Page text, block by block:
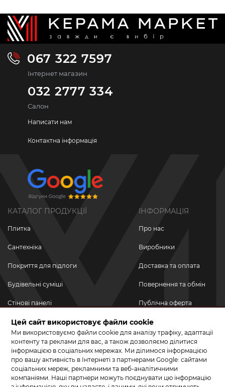
067 322 7597
Інтернет магазин
032 2777 334
Салон
Написати нам
Контактна інформація
КАТАЛОГ ПРОДУКЦІЇ
Плитка
Сантехніка
Покриття для підлоги
Будівельні суміші
Стінові панелі
Новинки
Акційні товари
Акції/Знижки
ІНФОРМАЦІЯ
Про нас
Виробники
Доставка та оплата
Повернення та обмін
Публічна оферта
Політика
конфіденційності
ПРИЄДНУЙТЕСЬ ДО НАС У СОЦМЕРЕЖАХ
Цей сайт використовує файли cookie
Ми використовуємо файли cookie для аналізу трафіку, адаптації
контенту та реклами для вас, а також дозволяємо ділитися
інформацією в соціальних мережах. Ми ділимося інформацією
про вашу активність в Інтернеті з партнерами Google: сайтами
соціальних мереж, рекламними та веб-аналітичними
компаніями. Наші партнери можуть поєднувати цю інформацію